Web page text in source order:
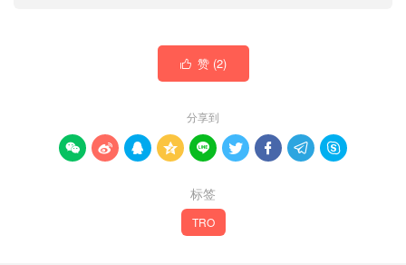
 赞 (2)
分享到
        
标签
TRO